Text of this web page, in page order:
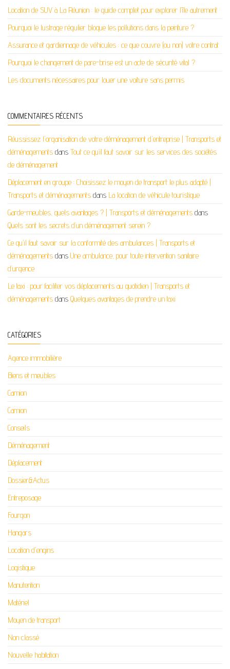
Location de SUV à La Réunion : le guide complet pour explorer l’île autrement
Pourquoi le lustrage régulier bloque les pollutions dans la peinture ?
Assurance et gardiennage de véhicules : ce que couvre (ou non) votre contrat
Pourquoi le changement de pare-brise est un acte de sécurité vital ?
Les documents nécessaires pour louer une voiture sans permis
COMMENTAIRES RÉCENTS
Réussissez l'organisation de votre déménagement d'entreprise | Transports et
déménagements dans Tout ce qu’il faut savoir sur les services des sociétés
de déménagement
Déplacement en groupe : Choisissez le moyen de transport le plus adapté |
Transports et déménagements dans La location de véhicule touristique
Garde-meubles, quels avantages ? | Transports et déménagements dans
Quels sont les secrets d’un déménagement serein ?
Ce qu'il faut savoir sur la conformité des ambulances | Transports et
déménagements dans Une ambulance, pour toute intervention sanitaire
d’urgence
Le taxi : pour faciliter vos déplacements au quotidien | Transports et
déménagements dans Quelques avantages de prendre un taxi
CATÉGORIES
Agence immobilière
Biens et meubles
Camion
Camion
Conseils
Déménagement
Déplacement
Dossier&Actus
Entreposage
Fourgon
Hangars
Location d'engins
Logistique
Manutention
Matériel
Moyen de transport
Non classé
Nouvelle habitation